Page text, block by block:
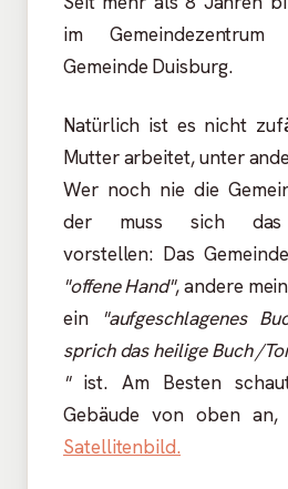
im
Gemeinde Duisburg.
Natürlich ist es nicht
Mutter arbeitet, unter
Wer noch nie die
der muss sich das
vorstellen: Das
"offene Hand", andere
ein
"aufgeschlagenes
sprich das heilige Buch /
"ist. Am Besten
Gebäude von oben an,
Satellitenbild.